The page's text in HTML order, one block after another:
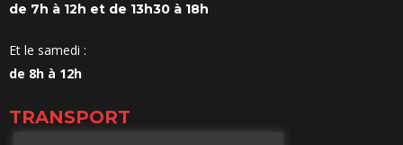
de 7h à 12h et de 13h30 à 18h
Et le samedi :
de 8h à 12h
TRANSPORT